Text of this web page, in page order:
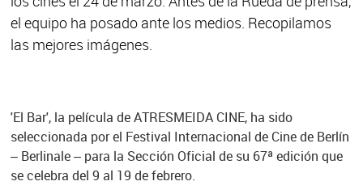
el equipo ha posado ante los medios. Recopilamos
las mejores imágenes.
'El Bar', la película de ATRESMEIDA CINE, ha sido
seleccionada por el Festival Internacional de Cine de Berlín
– Berlinale – para la Sección Oficial de su 67ª edición que
se celebra del 9 al 19 de febrero.